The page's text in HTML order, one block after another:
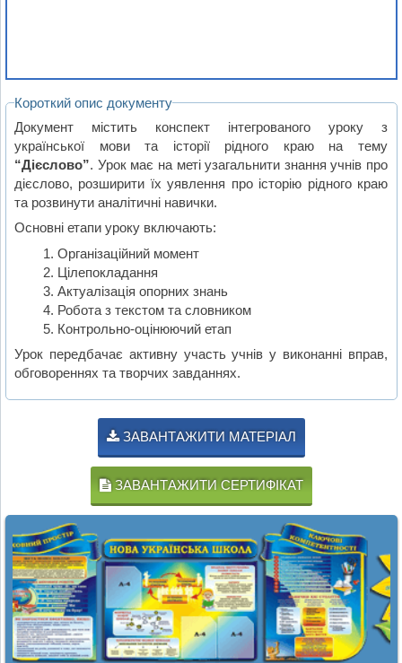
Короткий опис документу
Документ містить конспект інтегрованого уроку з
української мови та історії рідного краю на тему
“Дієслово”. Урок має на меті узагальнити знання учнів про
дієслово, розширити їх уявлення про історію рідного краю
та розвинути аналітичні навички.
Основні етапи уроку включають:
Організаційний момент
Цілепокладання
Актуалізація опорних знань
Робота з текстом та словником
Контрольно-оцінюючий етап
Урок передбачає активну участь учнів у виконанні вправ,
обговореннях та творчих завданнях.
ЗАВАНТАЖИТИ МАТЕРІАЛ
ЗАВАНТАЖИТИ СЕРТИФІКАТ